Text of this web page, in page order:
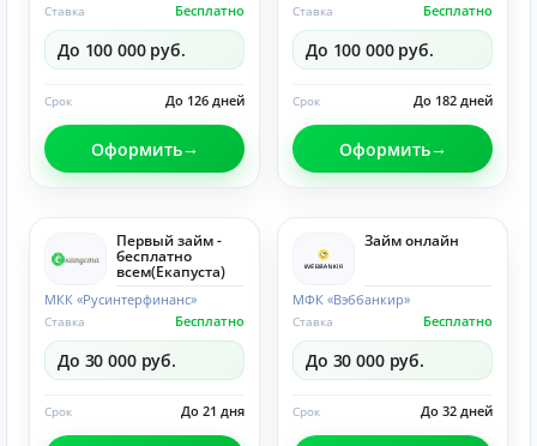
Бесплатно
Ставка
До 100 000 руб.
До 126 дней
Срок
Оформить
Бесплатно
Ставка
До 100 000 руб.
До 182 дней
Срок
Оформить
Первый займ -
бесплатно
всем(Eкапуста)
МКК «Русинтерфинанс»
Бесплатно
Ставка
До 30 000 руб.
До 21 дня
Срок
Займ онлайн
МФК «Вэббанкир»
Бесплатно
Ставка
До 30 000 руб.
До 32 дней
Срок